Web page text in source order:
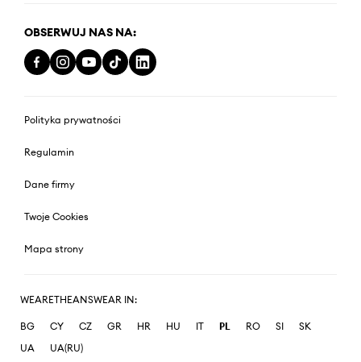
OBSERWUJ NAS NA:
Polityka prywatności
Regulamin
Dane firmy
Twoje Cookies
Mapa strony
WEARETHEANSWEAR IN:
BG CY CZ GR HR HU IT PL RO SI
SK
UA
UA(RU)